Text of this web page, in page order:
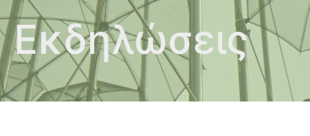
Εκδηλώσεις